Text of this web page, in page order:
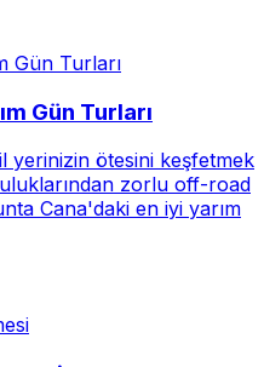
Gün Turları
yerinizin ötesini keşfetmek
zorlu off-road
Cana'daki en iyi yarım